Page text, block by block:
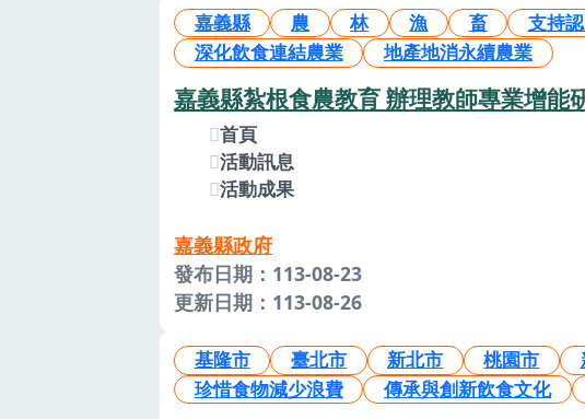
嘉義縣 農 林 漁 畜 支持
深化飲食連結農業
地產地消永續農業
嘉義縣紮根食農教育 辦理教師專業增能
首頁
活動訊息
活動成果
嘉義縣政府
發布日期：113-08-23
更新日期：113-08-26
基隆市 臺北市 新北市 桃園市
珍惜食物減少浪費
傳承與創新飲食文化